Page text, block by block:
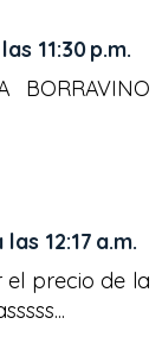
11:30 p.m.
BORRAVINO
12:17 a.m.
el precio de la